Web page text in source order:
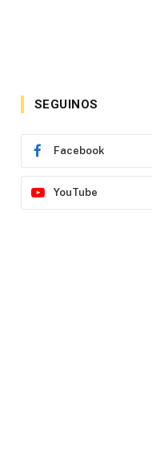
SEGUINOS
Facebook
YouTube